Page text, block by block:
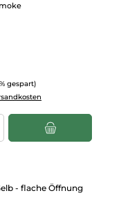
gespart)
Wert ein oder benutze die